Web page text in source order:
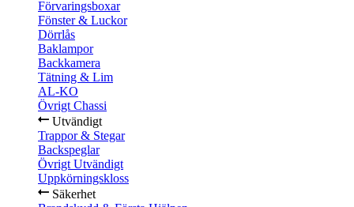
Förvaringsboxar
Fönster & Luckor
Dörrlås
Baklampor
Backkamera
Tätning & Lim
AL-KO
Övrigt Chassi
Utvändigt
Trappor & Stegar
Backspeglar
Övrigt Utvändigt
Uppkörningskloss
Säkerhet